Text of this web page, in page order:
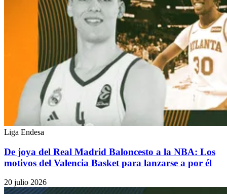
Liga Endesa
De joya del Real Madrid Baloncesto a la NBA: Los
motivos del Valencia Basket para lanzarse a por él
20 julio 2026